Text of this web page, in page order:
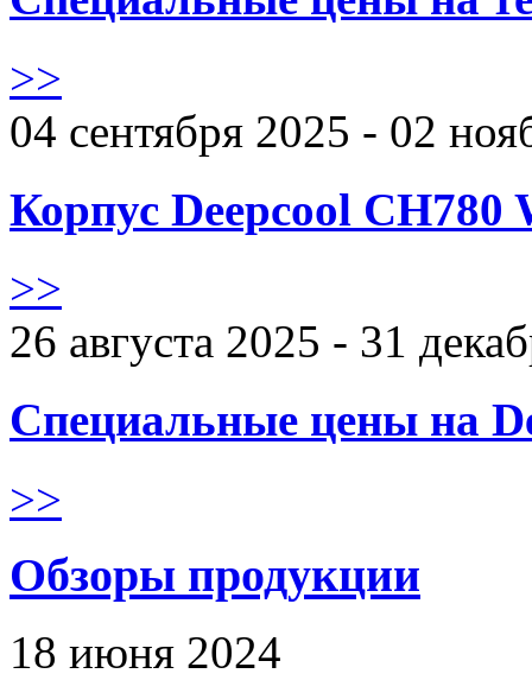
>>
04 сентября 2025 - 02
Корпус Deepcool CH780
>>
26 августа 2025 - 31
Специальные цены на
>>
Обзоры продукции
18 июня 2024